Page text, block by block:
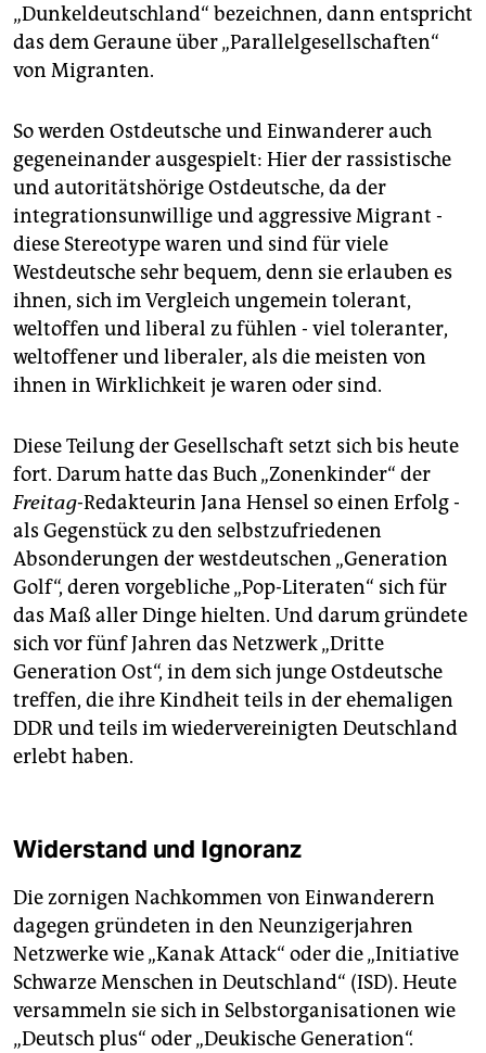
„Dunkeldeutschland“ bezeichnen, dann entspricht
das dem Geraune über „Parallelgesellschaften“
von Migranten.
So werden Ostdeutsche und Einwanderer auch
gegeneinander ausgespielt: Hier der rassistische
und autoritätshörige Ostdeutsche, da der
integrationsunwillige und aggressive Migrant -
diese Stereotype waren und sind für viele
Westdeutsche sehr bequem, denn sie erlauben es
ihnen, sich im Vergleich ungemein tolerant,
weltoffen und liberal zu fühlen - viel toleranter,
weltoffener und liberaler, als die meisten von
ihnen in Wirklichkeit je waren oder sind.
Diese Teilung der Gesellschaft setzt sich bis heute
fort. Darum hatte das Buch „Zonenkinder“ der
Freitag-Redakteurin Jana Hensel so einen Erfolg -
als Gegenstück zu den selbstzufriedenen
Absonderungen der westdeutschen „Generation
Golf“, deren vorgebliche „Pop-Literaten“ sich für
das Maß aller Dinge hielten. Und darum gründete
sich vor fünf Jahren das Netzwerk „Dritte
Generation Ost“, in dem sich junge Ostdeutsche
treffen, die ihre Kindheit teils in der ehemaligen
DDR und teils im wiedervereinigten Deutschland
erlebt haben.
Widerstand und Ignoranz
Die zornigen Nachkommen von Einwanderern
dagegen gründeten in den Neunzigerjahren
Netzwerke wie „Kanak Attack“ oder die „Initiative
Schwarze Menschen in Deutschland“ (ISD). Heute
versammeln sie sich in Selbstorganisationen wie
„Deutsch plus“ oder „Deukische Generation“.